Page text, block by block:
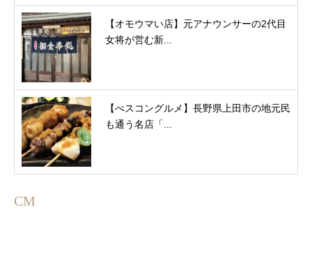
【オモウマい店】元アナウンサーの2代目
女将が営む新...
【べスコングルメ】長野県上田市の地元民
も通う名店「...
CM